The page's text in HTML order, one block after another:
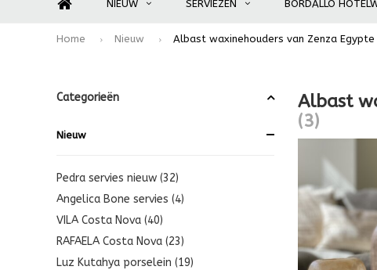
NIEUW SERVIEZEN BORDALLO
Home Nieuw
Albast waxinehouders van Zenza Egypte
Categorieën
Nieuw
Pedra servies nieuw (32)
Angelica Bone servies (4)
VILA Costa Nova (40)
RAFAELA Costa Nova (23)
Luz Kutahya porselein (19)
Albast
(3)